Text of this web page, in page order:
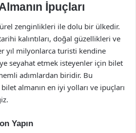
İpuçları
zenginlikleri ile dolu bir ülkedir.
kalıntıları, doğal güzellikleri ve
yıl milyonlarca turisti kendine
seyahat etmek isteyenler için bilet
adımlardan biridir. Bu
almanın en iyi yolları ve ipuçları
Yapın